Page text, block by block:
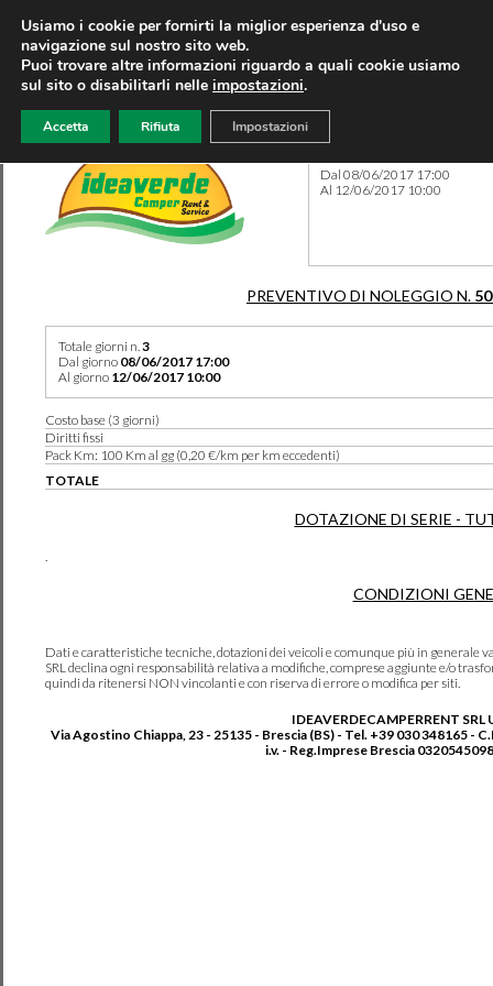
Dal 08/06/2017 17:00
Al 12/06/2017 10:00
PREVENTIVO DI NOLEGGIO N.
Totale giorni n.3
Dal giorno 08/06/2017 17:00
Al giorno 12/06/2017 10:00
Costo base (3 giorni)
Diritti fissi
Pack Km: 100 Km al gg (0,20 €/km per km eccedenti)
TOTALE
DOTAZIONE DI SERIE -
.
CONDIZIONI
Dati e caratteristiche tecniche, dotazioni dei veicoli e comunque più in generale
SRL declina ogni responsabilità relativa a modifiche, comprese aggiunte e/o
quindi da ritenersi NON vincolanti e con riserva di errore o modifica per siti.
IDEAVERDECAMPERRENT SRL
Via Agostino Chiappa, 23 - 25135 - Brescia (BS) - Tel. +39 030 348165 -
i.v. - Reg.Imprese Brescia
Usiamo i cookie per fornirti la miglior esperienza d'uso e
navigazione sul nostro sito web.
Puoi trovare altre informazioni riguardo a quali cookie usiamo
sul sito o disabilitarli nelle impostazioni.
Accetta Rifiuta Impostazioni